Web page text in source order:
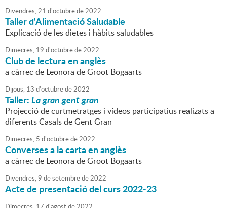
Divendres,21 d'octubrede2022
Taller d'Alimentació Saludable
Explicació de les dietes i hàbits saludables
Dimecres, 19 d'octubrede2022
Club de lectura en anglès
a càrrec de Leonora de Groot Bogaarts
Dijous, 13 d'octubrede2022
Taller:La gran gent gran
Projecció de curtmetratges i vídeos participatius realizats a
diferents Casals de Gent Gran
Dimecres, 5 d'octubrede2022
Converses a la carta en anglès
a càrrec de Leonora de Groot Bogaarts
Divendres,9 desetembrede2022
Acte de presentació del curs 2022-23